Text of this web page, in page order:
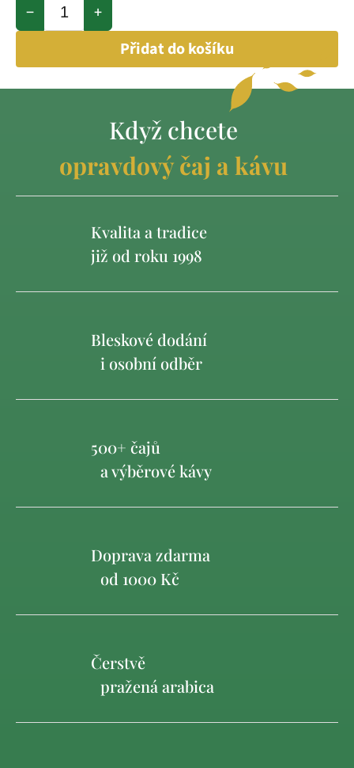
+
−
Přidat do košíku
Když chcete
opravdový čaj a kávu
Kvalita a tradice
již od roku 1998
Bleskové dodání
i osobní odběr
500+ čajů
a výběrové kávy
Doprava zdarma
od 1000 Kč
Čerstvě
pražená arabica